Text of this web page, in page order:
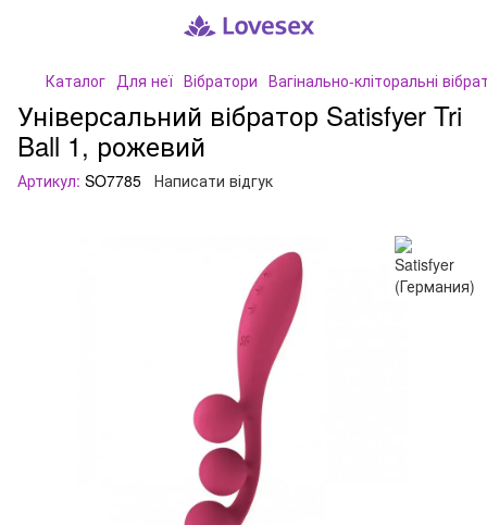
Каталог Для неї Вібратори Вагінально-кліторальні
Універсальний вібратор Satisfyer Tri
Ball 1, рожевий
Артикул: SO7785 Написати відгук